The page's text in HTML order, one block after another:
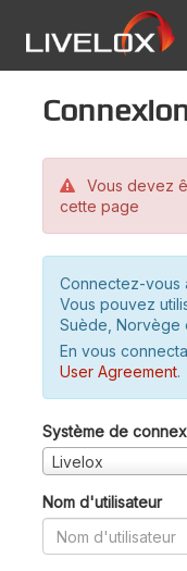
Vous devez
cette page
Connectez-vous
Vous pouvez
Suède, Norvège
En vous
User Agreement.
Système de
Livelox
Nom d'utilisateur